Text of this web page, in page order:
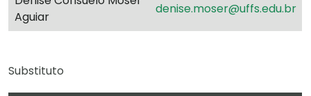
Aguiar
denise.moser@uffs.edu.br
Substituto